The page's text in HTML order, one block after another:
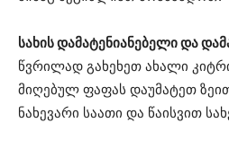
სახის დამატენიანებელი და
წვრილად გახეხეთ ახალი
მიღებულ ფაფას დაუმატეთ
ნახევარი საათი და წაისვით